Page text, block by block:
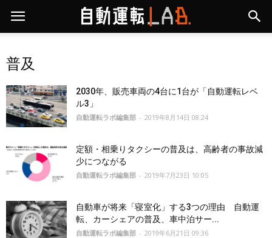
普及
2030年、販売車両の4台に1台が「自動運転レベ
ル3」
自動運転ラボ編集部 - 2019年8月14日 08:24
定額・相乗りタクシーの普及は、高齢者の事故減
少につながる
自動運転ラボ編集部 - 2019年7月23日 10:05
自動車が将来「寝室化」する3つの理由 自動運
転、カーシェアの普及、車中泊サー...
自動運転ラボ編集部 - 2019年6月21日 09:36